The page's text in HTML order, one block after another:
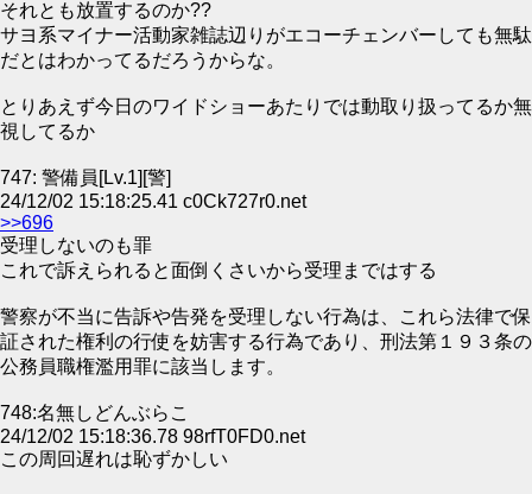
それとも放置するのか??
サヨ系マイナー活動家雑誌辺りがエコーチェンバーしても無駄
だとはわかってるだろうからな。
とりあえず今日のワイドショーあたりでは動取り扱ってるか無
視してるか
747: 警備員[Lv.1][警]
24/12/02 15:18:25.41 c0Ck727r0.net
>>696
受理しないのも罪
これで訴えられると面倒くさいから受理まではする
警察が不当に告訴や告発を受理しない行為は、これら法律で保
証された権利の行使を妨害する行為であり、刑法第１９３条の
公務員職権濫用罪に該当します。
748:名無しどんぶらこ
24/12/02 15:18:36.78 98rfT0FD0.net
この周回遅れは恥ずかしい